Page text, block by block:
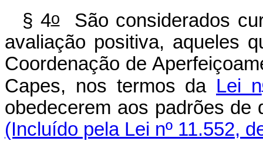
§ 4oSão considerados
avaliação positiva, aqueles
Coordenação de
Capes, nos termos da Lei n
obedecerem aos
(Incluído pela Lei nº 11.552,